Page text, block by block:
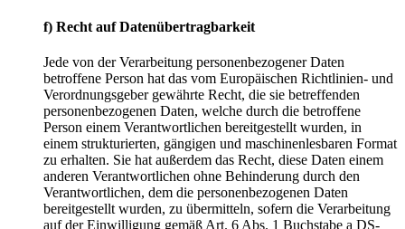
f) Recht auf Datenübertragbarkeit
Jede von der Verarbeitung personenbezogener Daten
betroffene Person hat das vom Europäischen Richtlinien- und
Verordnungsgeber gewährte Recht, die sie betreffenden
personenbezogenen Daten, welche durch die betroffene
Person einem Verantwortlichen bereitgestellt wurden, in
einem strukturierten, gängigen und maschinenlesbaren Format
zu erhalten. Sie hat außerdem das Recht, diese Daten einem
anderen Verantwortlichen ohne Behinderung durch den
Verantwortlichen, dem die personenbezogenen Daten
bereitgestellt wurden, zu übermitteln, sofern die Verarbeitung
auf der Einwilligung gemäß Art. 6 Abs. 1 Buchstabe a DS-